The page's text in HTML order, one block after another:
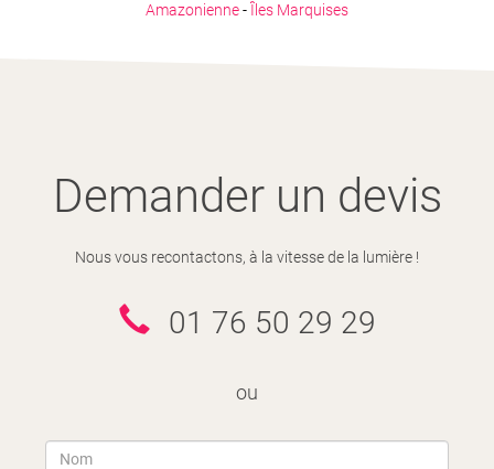
Amazonienne- Îles Marquises
Mai à octobre — La saison sèche (idéale pour les Andes)
VACCINS CONSEILLÉS
MALADIES TRANSMISES PAR LES MOUSTIQUES
Demander un devis
Nous vous recontactons, à la vitesse de la lumière !
01 76 50 29 29
ou